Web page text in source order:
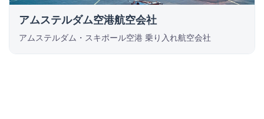
アムステルダム空港航空会社
アムステルダム・スキポール空港 乗り入れ航空会社